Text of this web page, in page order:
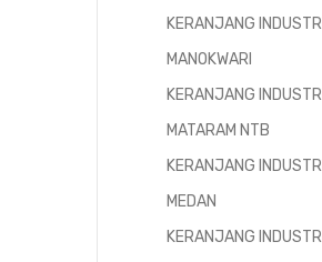
KERANJANG INDUSTRI
MANOKWARI
KERANJANG INDUSTRI
MATARAM NTB
KERANJANG INDUSTRI
MEDAN
KERANJANG INDUSTRI